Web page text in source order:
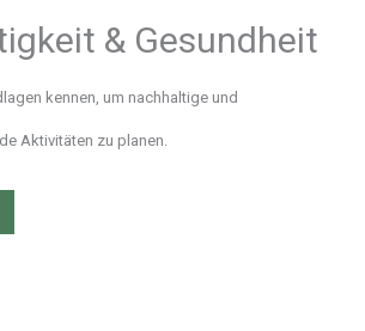
& Gesundheit
kennen, um nachhaltige und
Aktivitäten zu planen.